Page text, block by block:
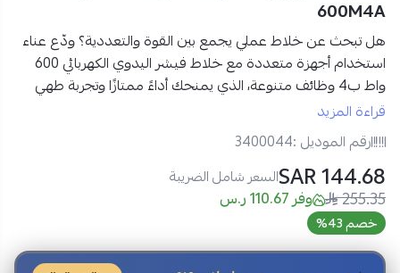
600M4A
هل تبحث عن خلاط عملي يجمع بين القوة والتعددية؟ ودّع عناء
استخدام أجهزة متعددة معخلاط فيشر اليدوي الكهربائي 600
واط ب4 وظائف متنوعة
، الذي يمنحكأداءً ممتازًا وتجربة طهي
سهلة وسريعة
أمرًا سلسًا، سواء للخلط، الخفق، الفرم أو الطحن، ليكون
المثالي في المطبخ اليومي.
مواصفات خلاط فيشر اليدوي الكهربائي 600 واط في السعودية:
العلامة التجارية:
رقم الموديل:FHB-600M4A
النوع:
خلاط يدوي كهربائي
قراءة المزيد
رقم الموديل :3400044
144.68 SAR السعر شامل الضريبة
255.35 وفر 110.67 ر.س
خصم 43%